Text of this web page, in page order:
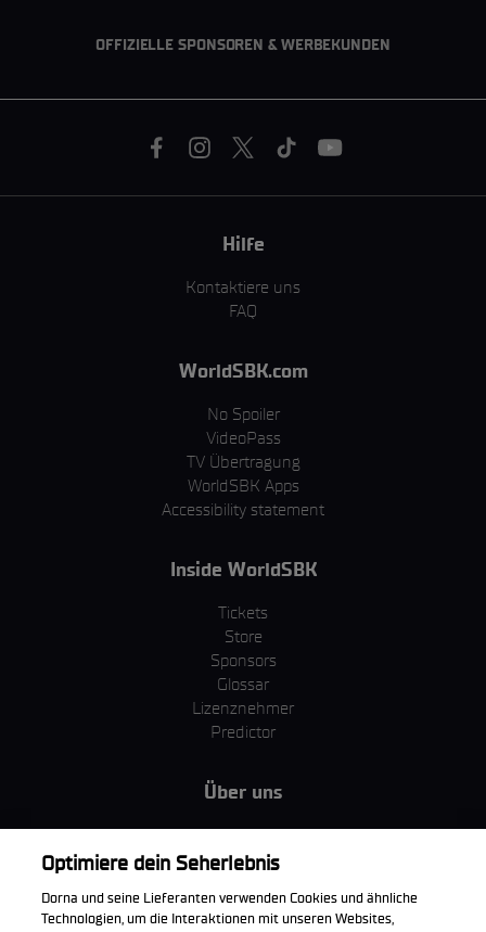
OFFIZIELLE SPONSOREN & WERBEKUNDEN
Hilfe
Kontaktiere uns
FAQ
WorldSBK.com
No Spoiler
VideoPass
TV Übertragung
WorldSBK Apps
Accessibility statement
Inside WorldSBK
Tickets
Store
Sponsors
Glossar
Lizenznehmer
Predictor
Über uns
MotoGP Group
Cookie Richtlinien
Unternehmen & ESG
Optimiere dein Seherlebnis
Dorna und seine Lieferanten verwenden Cookies und ähnliche
Technologien, um die Interaktionen mit unseren Websites,